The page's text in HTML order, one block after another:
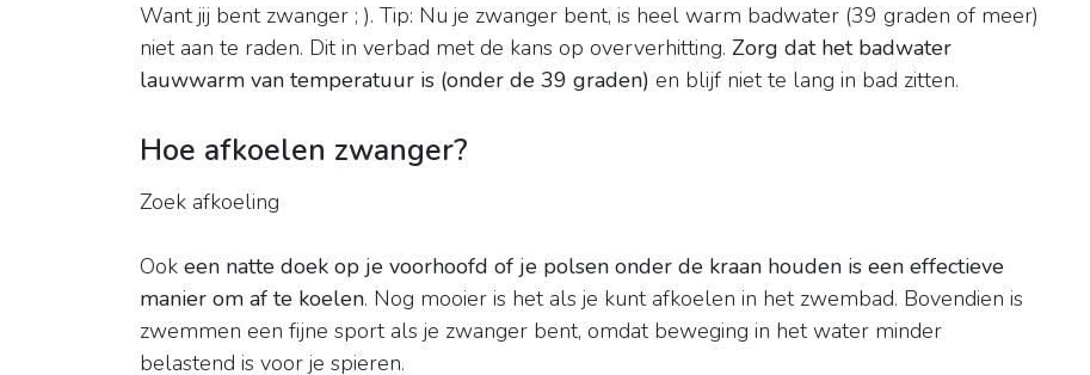
Want jij bent zwanger ; ). Tip: Nu je zwanger bent, is heel warm badwater (39 graden of meer)
niet aan te raden. Dit in verbad met de kans op oververhitting. Zorg dat het badwater
lauwwarm van temperatuur is (onder de 39 graden) en blijf niet te lang in bad zitten.
Hoe afkoelen zwanger?
Zoek afkoeling
Ook een natte doek op je voorhoofd of je polsen onder de kraan houden is een effectieve
manier om af te koelen. Nog mooier is het als je kunt afkoelen in het zwembad. Bovendien is
zwemmen een fijne sport als je zwanger bent, omdat beweging in het water minder
belastend is voor je spieren.